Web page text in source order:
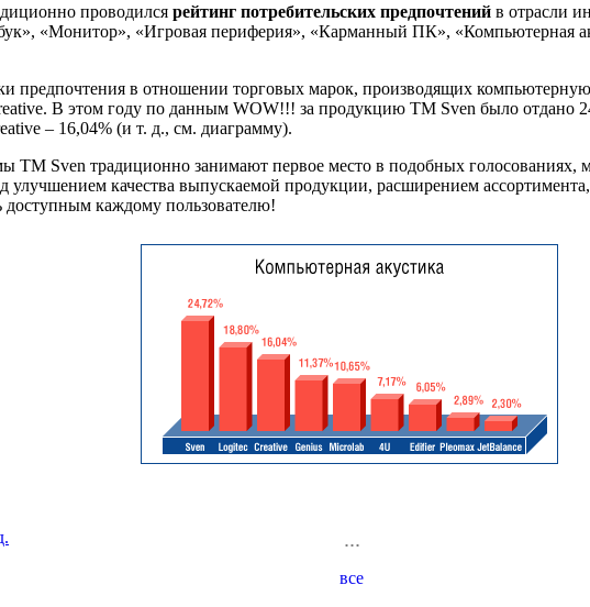
проводился рейтинг потребительских предпочтений в отрасли
«Монитор», «Игровая периферия», «Карманный ПК», «Компьютерная
предпочтения в отношении торговых марок, производящих
В этом году по данным WOW!!! за продукцию TM Sven было отдано
– 16,04% (и т. д., см. диаграмму).
ТМ Sven традиционно занимают первое место в подобных голосованиях,
качества выпускаемой продукции, расширением
каждому пользователю!
...
все